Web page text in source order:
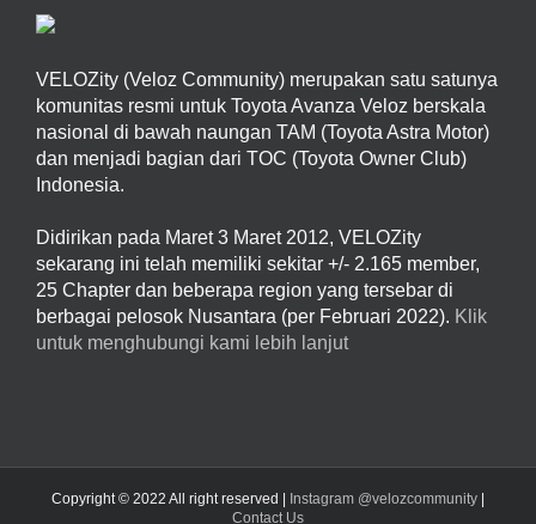
VELOZity (Veloz Community) merupakan satu satunya
komunitas resmi untuk Toyota Avanza Veloz berskala
nasional di bawah naungan TAM (Toyota Astra Motor)
dan menjadi bagian dari TOC (Toyota Owner Club)
Indonesia.
Didirikan pada Maret 3 Maret 2012, VELOZity
sekarang ini telah memiliki sekitar +/- 2.165 member,
25 Chapter dan beberapa region yang tersebar di
berbagai pelosok Nusantara (per Februari 2022). Klik
untuk menghubungi kami lebih lanjut
Copyright © 2022 All right reserved | Instagram @velozcommunity
Contact Us